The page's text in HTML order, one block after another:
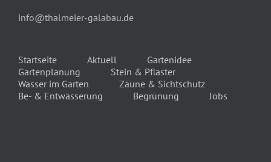
info@thalmeier-galabau.de
Startseite Aktuell
Gartenidee
Gartenplanung
Stein & Pflaster
Wasser im Garten
Zäune & Sichtschutz
Be- & Entwässerung
Begrünung Jobs